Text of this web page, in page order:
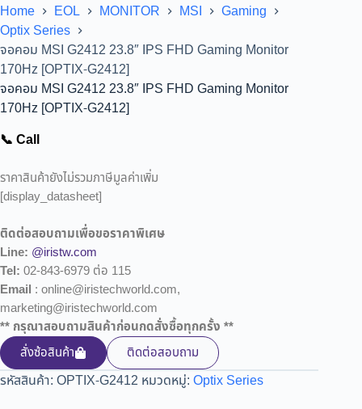
Home EOL MONITOR MSI
Gaming
Optix Series
จอคอม MSI G2412 23.8″ IPS FHD Gaming Monitor
170Hz [OPTIX-G2412]
จอคอม MSI G2412 23.8″ IPS FHD Gaming Monitor
170Hz [OPTIX-G2412]
📞 Call
ราคาสินค้ายังไม่รวมภาษีมูลค่าเพิ่ม
[display_datasheet]
ติดต่อสอบถามเพื่อขอราคาพิเศษ
Line: @iristw.com
Tel: 02-843-6979 ต่อ 115
Email : online@iristechworld.com,
marketing@iristechworld.com
** กรุณาสอบถามสินค้าก่อนกดสั่งซื้อทุกครั้ง **
สั่งซ้อสินค้า
ติดต่อสอบถาม
รหัสสินค้า: OPTIX-G2412 หมวดหมู่: Optix Series